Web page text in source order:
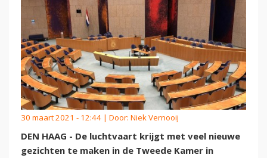
30 maart 2021 - 12:44 | Door: Niek Vernooij
DEN HAAG - De luchtvaart krijgt met veel nieuwe
gezichten te maken in de Tweede Kamer in